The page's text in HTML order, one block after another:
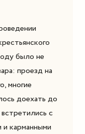
было не
проезд на
многие
доехать до
с
и карманными